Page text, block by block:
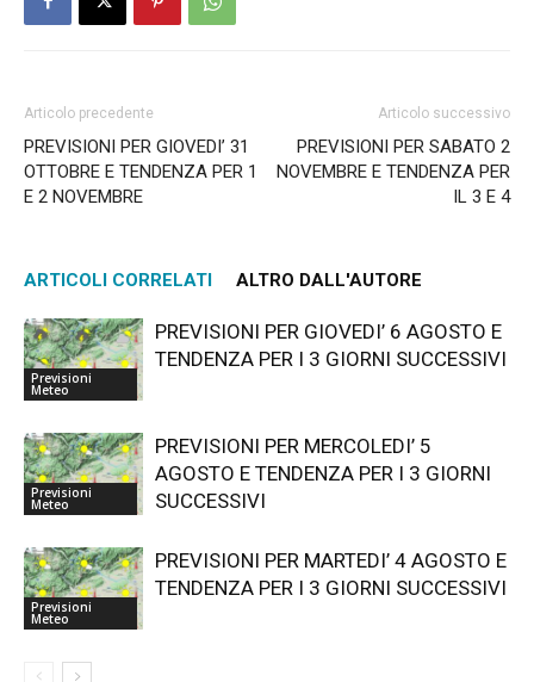
Articolo precedente
PREVISIONI PER GIOVEDI’ 31
OTTOBRE E TENDENZA PER 1
E 2 NOVEMBRE
Articolo successivo
PREVISIONI PER SABATO 2
NOVEMBRE E TENDENZA PER
IL 3 E 4
ARTICOLI CORRELATI ALTRO DALL'AUTORE
Previsioni
Meteo
PREVISIONI PER GIOVEDI’ 6 AGOSTO E
TENDENZA PER I 3 GIORNI SUCCESSIVI
Previsioni
Meteo
PREVISIONI PER MERCOLEDI’ 5
AGOSTO E TENDENZA PER I 3 GIORNI
SUCCESSIVI
Previsioni
Meteo
PREVISIONI PER MARTEDI’ 4 AGOSTO E
TENDENZA PER I 3 GIORNI SUCCESSIVI